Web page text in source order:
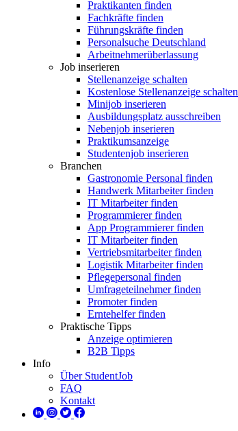
Praktikanten finden
Fachkräfte finden
Führungskräfte finden
Personalsuche Deutschland
Arbeitnehmerüberlassung
Job inserieren
Stellenanzeige schalten
Kostenlose Stellenanzeige schalten
Minijob inserieren
Ausbildungsplatz ausschreiben
Nebenjob inserieren
Praktikumsanzeige
Studentenjob inserieren
Branchen
Gastronomie Personal finden
Handwerk Mitarbeiter finden
IT Mitarbeiter finden
Programmierer finden
App Programmierer finden
IT Mitarbeiter finden
Vertriebsmitarbeiter finden
Logistik Mitarbeiter finden
Pflegepersonal finden
Umfrageteilnehmer finden
Promoter finden
Erntehelfer finden
Praktische Tipps
Anzeige optimieren
B2B Tipps
Info
Über StudentJob
FAQ
Kontakt